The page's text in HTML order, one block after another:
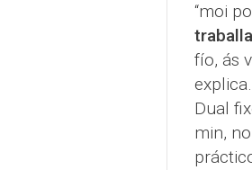
“moi
fío, ás
Dual
min,